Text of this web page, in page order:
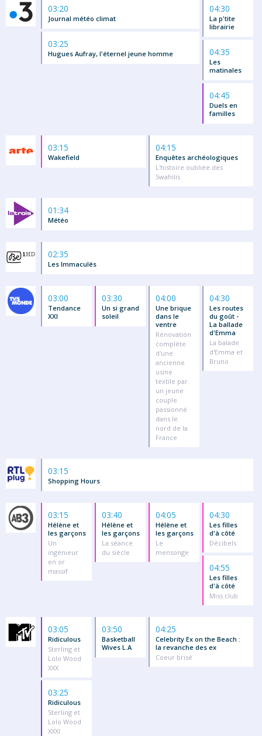
03:20
Journal météo climat
03:25
Hugues Aufray, l'éternel jeune homme
04:30
La p'tite
librairie
04:35
Les
matinales
04:45
Duels en
familles
03:15
Wakefield
04:15
Enquêtes archéologiques
L'histoire oubliée des
Swahilis
01:34
Météo
02:35
Les Immaculés
03:00
Tendance
XXI
03:30
Un si grand
soleil
04:00
Une brique
dans le
ventre
Rénovation
complète
d'une
ancienne
usine
textile par
un jeune
couple
passionné
dans le
nord de la
France
04:30
Les routes
du goût -
La ballade
d'Emma
La balade
d'Emma et
Bruno
03:15
Shopping Hours
03:15
Hélène et
les garçons
Un
ingénieur
en or
massif
03:40
Hélène et
les garçons
La séance
du siècle
04:05
Hélène et
les garçons
Le
mensonge
04:30
Les filles
d'à côté
Décibels
04:55
Les filles
d'à côté
Miss club
03:05
Ridiculous
Sterling et
Lolo Wood
XXX
03:25
Ridiculous
Sterling et
Lolo Wood
XXXI
03:50
Basketball
Wives L.A
04:25
Celebrity Ex on the Beach :
la revanche des ex
Coeur brisé